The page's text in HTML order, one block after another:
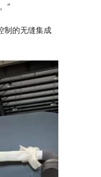
”
制的无缝集成